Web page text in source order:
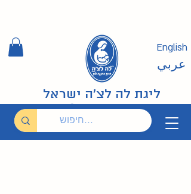
ליגת לה לצ'ה ישראל
English
عربي